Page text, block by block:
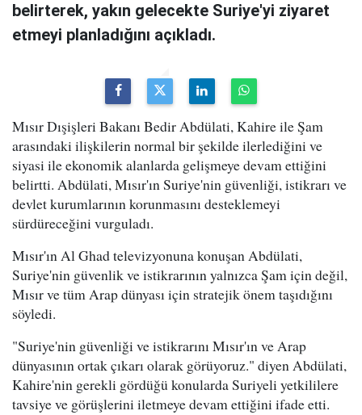
belirterek, yakın gelecekte Suriye'yi ziyaret
etmeyi planladığını açıkladı.
Mısır Dışişleri Bakanı Bedir Abdülati, Kahire ile Şam
arasındaki ilişkilerin normal bir şekilde ilerlediğini ve
siyasi ile ekonomik alanlarda gelişmeye devam ettiğini
belirtti. Abdülati, Mısır'ın Suriye'nin güvenliği, istikrarı ve
devlet kurumlarının korunmasını desteklemeyi
sürdüreceğini vurguladı.
Mısır'ın Al Ghad televizyonuna konuşan Abdülati,
Suriye'nin güvenlik ve istikrarının yalnızca Şam için değil,
Mısır ve tüm Arap dünyası için stratejik önem taşıdığını
söyledi.
"Suriye'nin güvenliği ve istikrarını Mısır'ın ve Arap
dünyasının ortak çıkarı olarak görüyoruz." diyen Abdülati,
Kahire'nin gerekli gördüğü konularda Suriyeli yetkililere
tavsiye ve görüşlerini iletmeye devam ettiğini ifade etti.